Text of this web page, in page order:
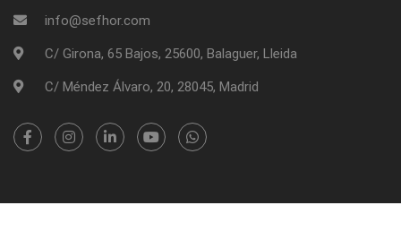
info@sefhor.com
C/ Girona, 65 Bajos, 25600, Balaguer, Lleida
C/ Méndez Álvaro, 20, 28045, Madrid